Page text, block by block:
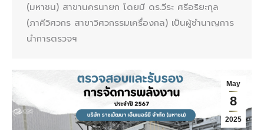
(มหาชน) สาขานครนายก โดยมี ดร.วีระ ศรีอริยะกุล
(ภาคีวิศวกร สาขาวิศวกรรมเครื่องกล) เป็นผู้ชำนาญการ
นำการตรวจฯ
May
8
2025